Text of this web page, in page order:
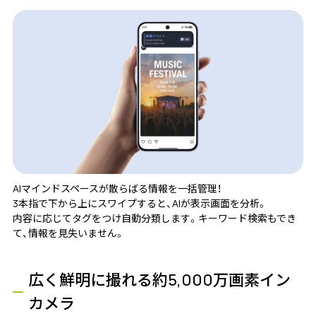
AIマインドスペースが散らばる情報を一括管理！
3本指で下から上にスワイプすると、AIが表示画面を分析。
内容に応じてタグをつけ自動分類します。キーワード検索もでき
て、情報を見失いません。
広く鮮明に撮れる約5,000万画素イン
カメラ